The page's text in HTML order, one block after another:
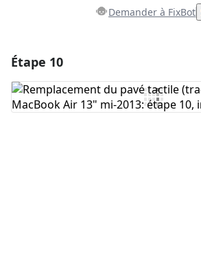
Demander à FixBot
Ajouter un commentaire
Étape 10